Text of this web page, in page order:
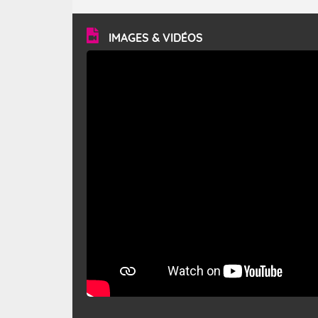
vitesse moyenne de 50 km/h et atteindre 80 à 100 km/h
en rafales, parfois davantage. Il parcourt la basse vallée
du Rhône et la Provence et envahit le littoral
méditerranéen à partir de la Camargue.
IMAGES & VIDÉOS